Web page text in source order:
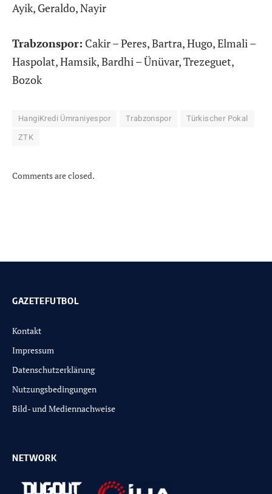
Ayik, Geraldo, Nayir
Trabzonspor: Cakir – Peres, Bartra, Hugo, Elmali –
Haspolat, Hamsik, Bardhi – Ünüvar, Trezeguet,
Bozok
HangiKredi Ümraniyespor Trabzonspor Türkischer Pokal
ZTK
Comments are closed.
GAZETEFUTBOL
Kontakt
Impressum
Datenschutzerklärung
Nutzungsbedingungen
Bild- und Mediennachweise
NETWORK